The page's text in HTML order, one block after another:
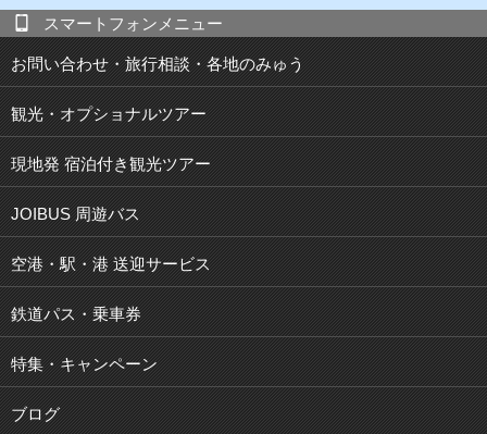
スマートフォンメニュー
お問い合わせ・旅行相談・各地のみゅう
観光・オプショナルツアー
現地発 宿泊付き観光ツアー
JOIBUS 周遊バス
空港・駅・港 送迎サービス
鉄道パス・乗車券
特集・キャンペーン
ブログ